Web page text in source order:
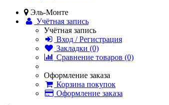
Эль-Монте
Учётная запись
Учётная запись
Вход / Регистрация
Закладки (0)
Сравнение товаров (0)
Оформление заказа
Корзина покупок
Оформление заказа